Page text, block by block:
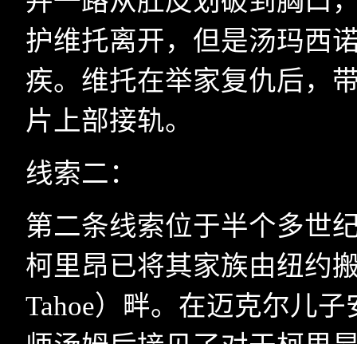
护维托离开，但是汤玛西
疾。维托在举家复仇后，
片上部接轨。
线索二：
第二条线索位于半个多世
柯里昂已将其家族由纽约
Tahoe）畔。在迈克尔儿